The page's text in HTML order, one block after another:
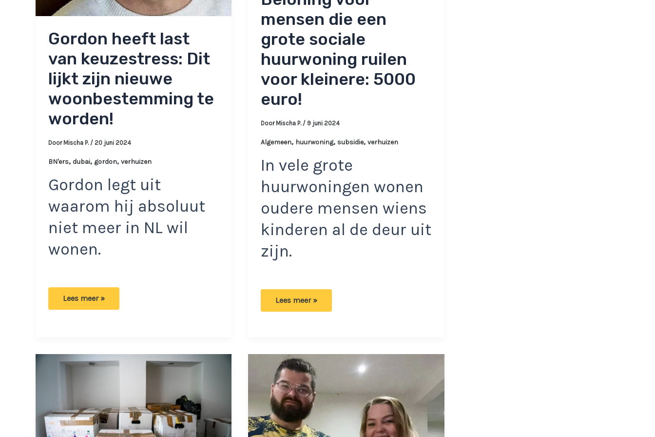
Gordon heeft last
van keuzestress: Dit
lijkt zijn nieuwe
woonbestemming te
worden!
Door Mischa P. / 20 juni 2024
BN'ers, dubai, gordon, verhuizen
Gordon legt uit
waarom hij absoluut
niet meer in NL wil
wonen.
Gordon
zijn
nieuwe
woonbestemming
Lees meer »
mensen die een
grote sociale
huurwoning ruilen
voor kleinere: 5000
euro!
Door Mischa P. / 9 juni 2024
Algemeen, huurwoning, subsidie, verhuizen
In vele grote
huurwoningen wonen
oudere mensen wiens
kinderen al de deur uit
zijn.
Beloning
huurwoning
ruilen
voor
kleinere:
5000
euro!
Lees meer »